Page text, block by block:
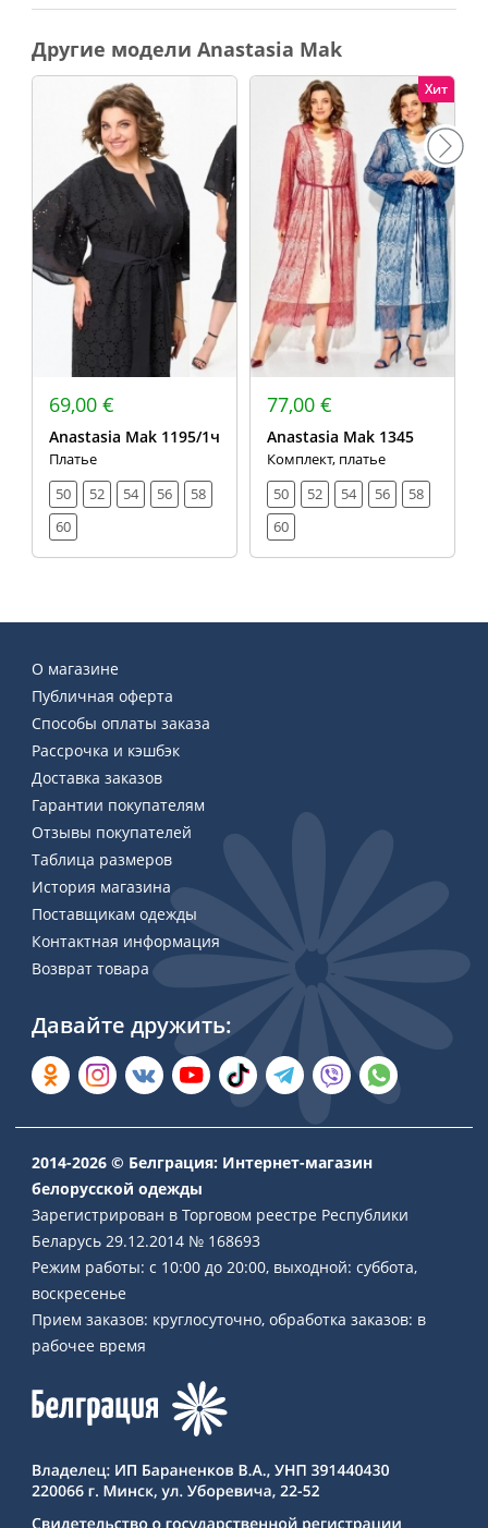
Другие модели Anastasia Mak
69,00 €
Anastasia Mak 1195/1ч
Платье
50
52 54 56
58
60
Хит
77,00 €
Anastasia Mak 1345
Комплект, платье
50
52 54 56
58
60
О магазине
Публичная оферта
Способы оплаты заказа
Рассрочка и кэшбэк
Доставка заказов
Гарантии покупателям
Отзывы покупателей
Таблица размеров
История магазина
Поставщикам одежды
Контактная информация
Возврат товара
Давайте дружить:
2014-2026 © Белграция: Интернет-магазин
белорусской одежды
Зарегистрирован в Торговом реестре Республики
Беларусь 29.12.2014 № 168693
Режим работы: с 10:00 до 20:00, выходной: суббота,
воскресенье
Прием заказов: круглосуточно, обработка заказов: в
рабочее время